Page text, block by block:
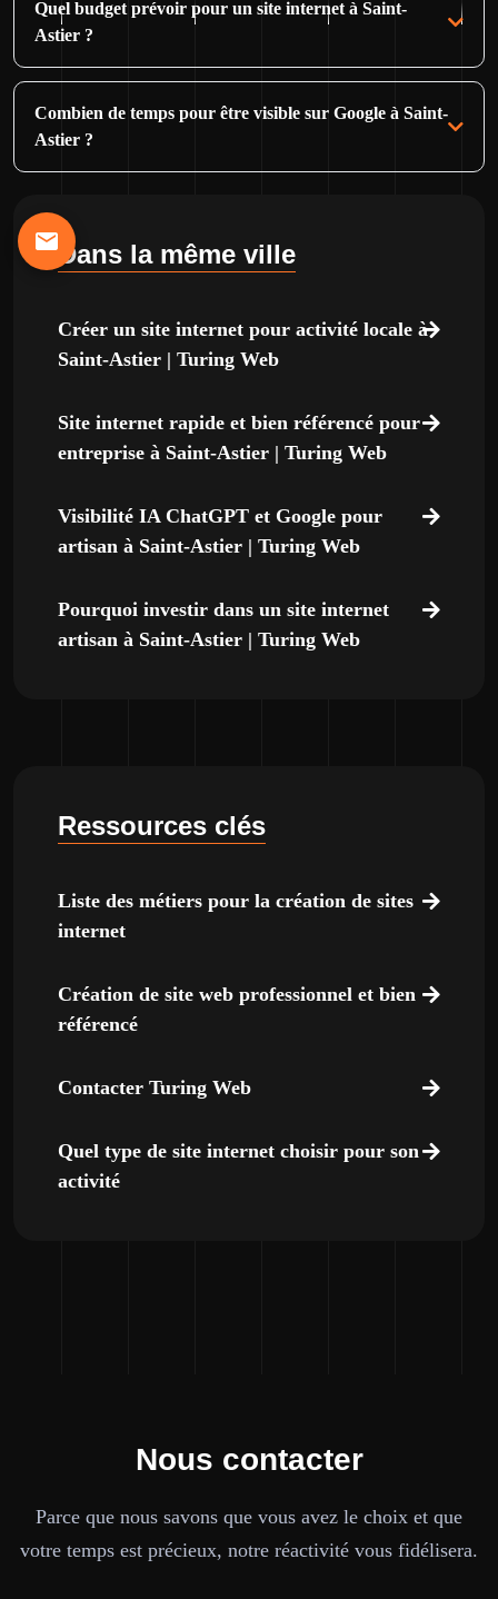
Quel budget prévoir pour un site internet à Saint-
Astier ?
Combien de temps pour être visible sur Google à Saint-
Astier ?
Dans la même ville
Créer un site internet pour activité locale à
Saint-Astier | Turing Web
Site internet rapide et bien référencé pour
entreprise à Saint-Astier | Turing Web
Visibilité IA ChatGPT et Google pour
artisan à Saint-Astier | Turing Web
Pourquoi investir dans un site internet
artisan à Saint-Astier | Turing Web
Ressources clés
Liste des métiers pour la création de sites
internet
Création de site web professionnel et bien
référencé
Contacter Turing Web
Quel type de site internet choisir pour son
activité
Nous contacter
Parce que nous savons que vous avez le choix et que
votre temps est précieux, notre réactivité vous fidélisera.